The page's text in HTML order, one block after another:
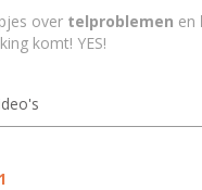
over telproblemen en
komt! YES!